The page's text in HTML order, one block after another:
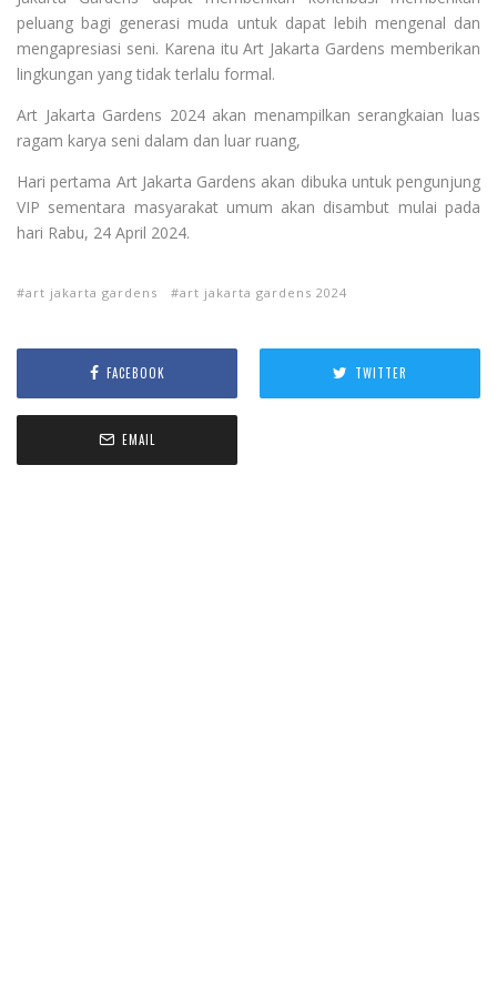
peluang bagi generasi muda untuk dapat lebih mengenal dan
mengapresiasi seni. Karena itu Art Jakarta Gardens memberikan
lingkungan yang tidak terlalu formal.
Art Jakarta Gardens 2024 akan menampilkan serangkaian luas
ragam karya seni dalam dan luar ruang,
Hari pertama Art Jakarta Gardens akan dibuka untuk pengunjung
VIP sementara masyarakat umum akan disambut mulai pada
hari Rabu, 24 April 2024.
art jakarta gardens art jakarta gardens 2024
FACEBOOK TWITTER
EMAIL